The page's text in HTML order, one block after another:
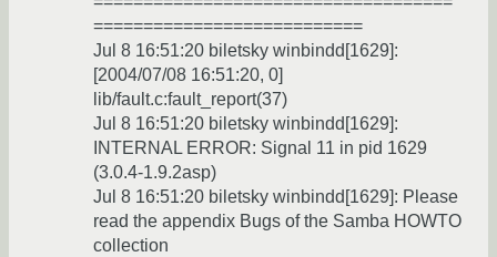
===========================
Jul 8 16:51:20 biletsky winbindd[1629]:
[2004/07/08 16:51:20, 0]
lib/fault.c:fault_report(37)
Jul 8 16:51:20 biletsky winbindd[1629]:
INTERNAL ERROR: Signal 11 in pid 1629
(3.0.4-1.9.2asp)
Jul 8 16:51:20 biletsky winbindd[1629]: Please
read the appendix Bugs of the Samba HOWTO
collection